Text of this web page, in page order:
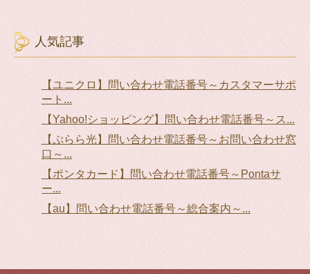
人気記事
【ユニクロ】問い合わせ電話番号～カスタマーサポ
ート...
【Yahoo!ショッピング】問い合わせ電話番号～ス...
【ぷらら光】問い合わせ電話番号～お問い合わせ窓
口～...
【ポンタカード】問い合わせ電話番号～Pontaサ
ー...
【au】問い合わせ電話番号～総合案内～...